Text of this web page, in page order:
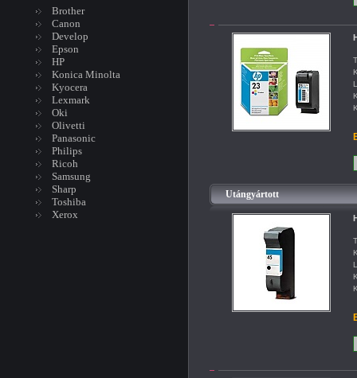
Brother
Canon
Develop
Epson
HP
Konica Minolta
Kyocera
Lexmark
Oki
Olivetti
Panasonic
Philips
Ricoh
Samsung
Sharp
Toshiba
Xerox
Utángyártott